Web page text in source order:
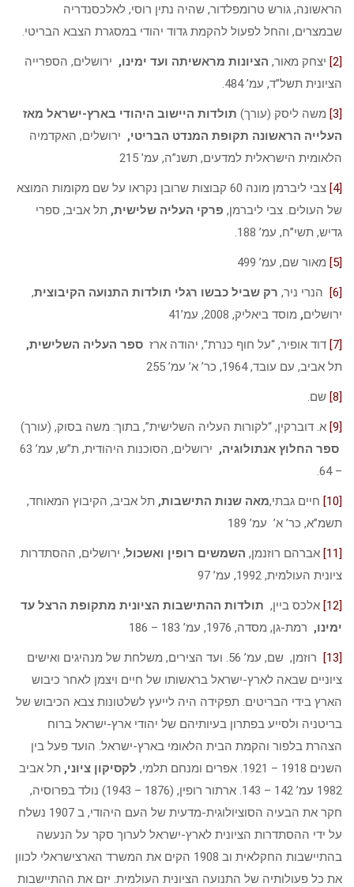
הראשונה, גורש טרומפלדור, שהיה נתין רוסי, לאלכסנדריה
שבמצרים, והחל לפעול להקמת גדוד יהודי במסגרת הצבא הבריטי.
[2] יצחק מאור, הציונות מראשיתה ועד ימינו, ירושלים, הספרייה
הציונית תשל”ד, עמ’ 484.
[3] משה ליסק (עורך) תולדות היישוב היהודי בארץ-ישראל מאז
העלייה הראשונה תקופת המנדט הבריטי, ירושלים, האקדמיה
הלאומית הישראלית למדעים, תשנ”ה, עמ’ 215
[4]
צבי ליברמן מונה 60 קבוצות שרובן נקראו על שם מקומות המוצא
של העולים. צבי ליברמן, פרקי העליה שלישית, תל אביב, ספרי
גדיש, תשי”ח, עמ’ 188.
[5] מאור שם, עמ’ 499
[6] הנרי ניר, רק שביל כבשו רגלי תולדות התנועה הקיבוצית,
ירושלים, מוסד ביאליק, 2008, עמ’41
[7] דוד אופיר, “על חוף כנרת”, יהודה ארז ספר העליה השלישית,
תל אביב, עם עובד, 1964, כר’ א’ עמ’ 255
[8] שם.
[9]
א. דוברקין, “לקורות העליה השלישית”, בתוך: משה בסוק, (עורך)
ספר החלוץ אנתולוגיה,
ירושלים, הסוכנות היהודית, ת”ש, עמ’ 63
– 64.
[10] חיים גבתי,מאה שנות התישבות, תל אביב, הקיבוץ המאוחד,
תשמ”א, כר’ א’ עמ’ 189
[11] אברהם רוזנמן, השמשים רופין ואשכול, ירושלים, ההסתדרות
ציונית העולמית, 1992, עמ’ 97
[12] אלכס ביין, תולדות ההתישבות הציונית מתקופת הרצל עד
ימינו, רמת-גן, מסדה, 1976, עמ’ 183 – 186
[13] רוזמן,
שם, עמ’ 56. ועד הצירים, משלחת של מנהיגים ואישים
ציוניים שבאה לארץ-ישראל בראשותו של חיים ויצמן לאחר כיבוש
הארץ בידי הבריטים. תפקידה היה לייעץ לשלטונות צבא הכיבוש של
בריטניה ולסייע בפתרון בעיותיהם של יהודי ארץ-ישראל ברוח
הצהרת בלפור והקמת הבית הלאומי בארץ-ישראל. הועד פעל בין
השנים 1918 – 1921. אפרים ומנחם תלמי,
לקסיקון ציוני, תל אביב
1982 עמ’ 142 – 143. ארתור רופין, (1876 – 1943) נולד בפרוסיה,
חקר את הבעיה הסוציולוגית-מדעית של העם היהודי, ב 1907 נשלח
על ידי ההסתדרות הציונית לארץ-ישראל לערוך סקר על הנעשה
בהתיישבות החקלאית וב 1908 הקים את המשרד הארצישראלי לכוון
את כל פעולותיה של התנועה הציונית העולמית. יזם את ההתיישבות